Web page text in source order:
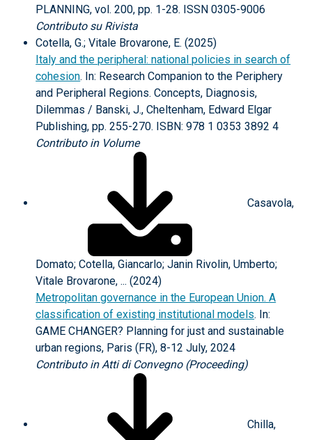
PLANNING, vol. 200, pp. 1-28. ISSN 0305-9006
Contributo su Rivista
Cotella, G.; Vitale Brovarone, E. (2025)
Italy and the peripheral: national policies in search of
cohesion. In: Research Companion to the Periphery
and Peripheral Regions. Concepts, Diagnosis,
Dilemmas / Banski, J., Cheltenham, Edward Elgar
Publishing, pp. 255-270. ISBN: 978 1 0353 3892 4
Contributo in Volume
Casavola,
Domato; Cotella, Giancarlo; Janin Rivolin, Umberto;
Vitale Brovarone, ... (2024)
Metropolitan governance in the European Union. A
classification of existing institutional models. In:
GAME CHANGER? Planning for just and sustainable
urban regions, Paris (FR), 8-12 July, 2024
Contributo in Atti di Convegno (Proceeding)
Chilla,